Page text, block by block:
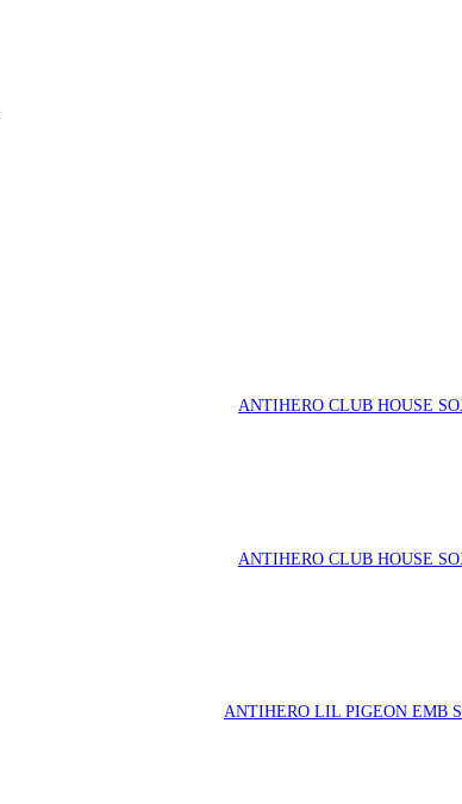
ANTIHERO CLUB HOUSE
ANTIHERO CLUB HOUSE
ANTIHERO LIL PIGEON EMB